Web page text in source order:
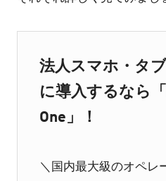
法人スマホ・タ
に導入するなら
One」！
＼国内最大級のオペレ